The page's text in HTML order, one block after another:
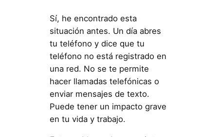
Sí, he encontrado esta
situación antes. Un día abres
tu teléfono y dice que tu
teléfono no está registrado en
una red. No se te permite
hacer llamadas telefónicas o
enviar mensajes de texto.
Puede tener un impacto grave
en tu vida y trabajo.